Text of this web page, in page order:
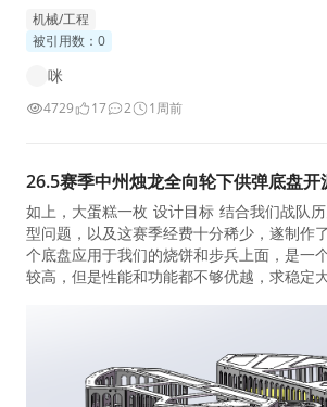
机械/工程
被引用数：0
咪
4729 17 2 1周前
26.5赛季中州烛龙全向轮下供弹底盘开
如上，大蛋糕一枚 设计目标 结合我们战队
型问题，以及这赛季经费十分稀少，遂制作
个底盘应用于我们的烧饼和步兵上面，是一
较高，但是性能和功能都不够优越，求稳定